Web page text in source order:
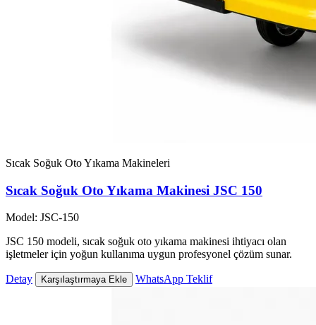
Sıcak Soğuk Oto Yıkama Makineleri
Sıcak Soğuk Oto Yıkama Makinesi JSC 150
Model: JSC-150
JSC 150 modeli, sıcak soğuk oto yıkama makinesi ihtiyacı olan
işletmeler için yoğun kullanıma uygun profesyonel çözüm sunar.
Detay Karşılaştırmaya Ekle WhatsApp Teklif